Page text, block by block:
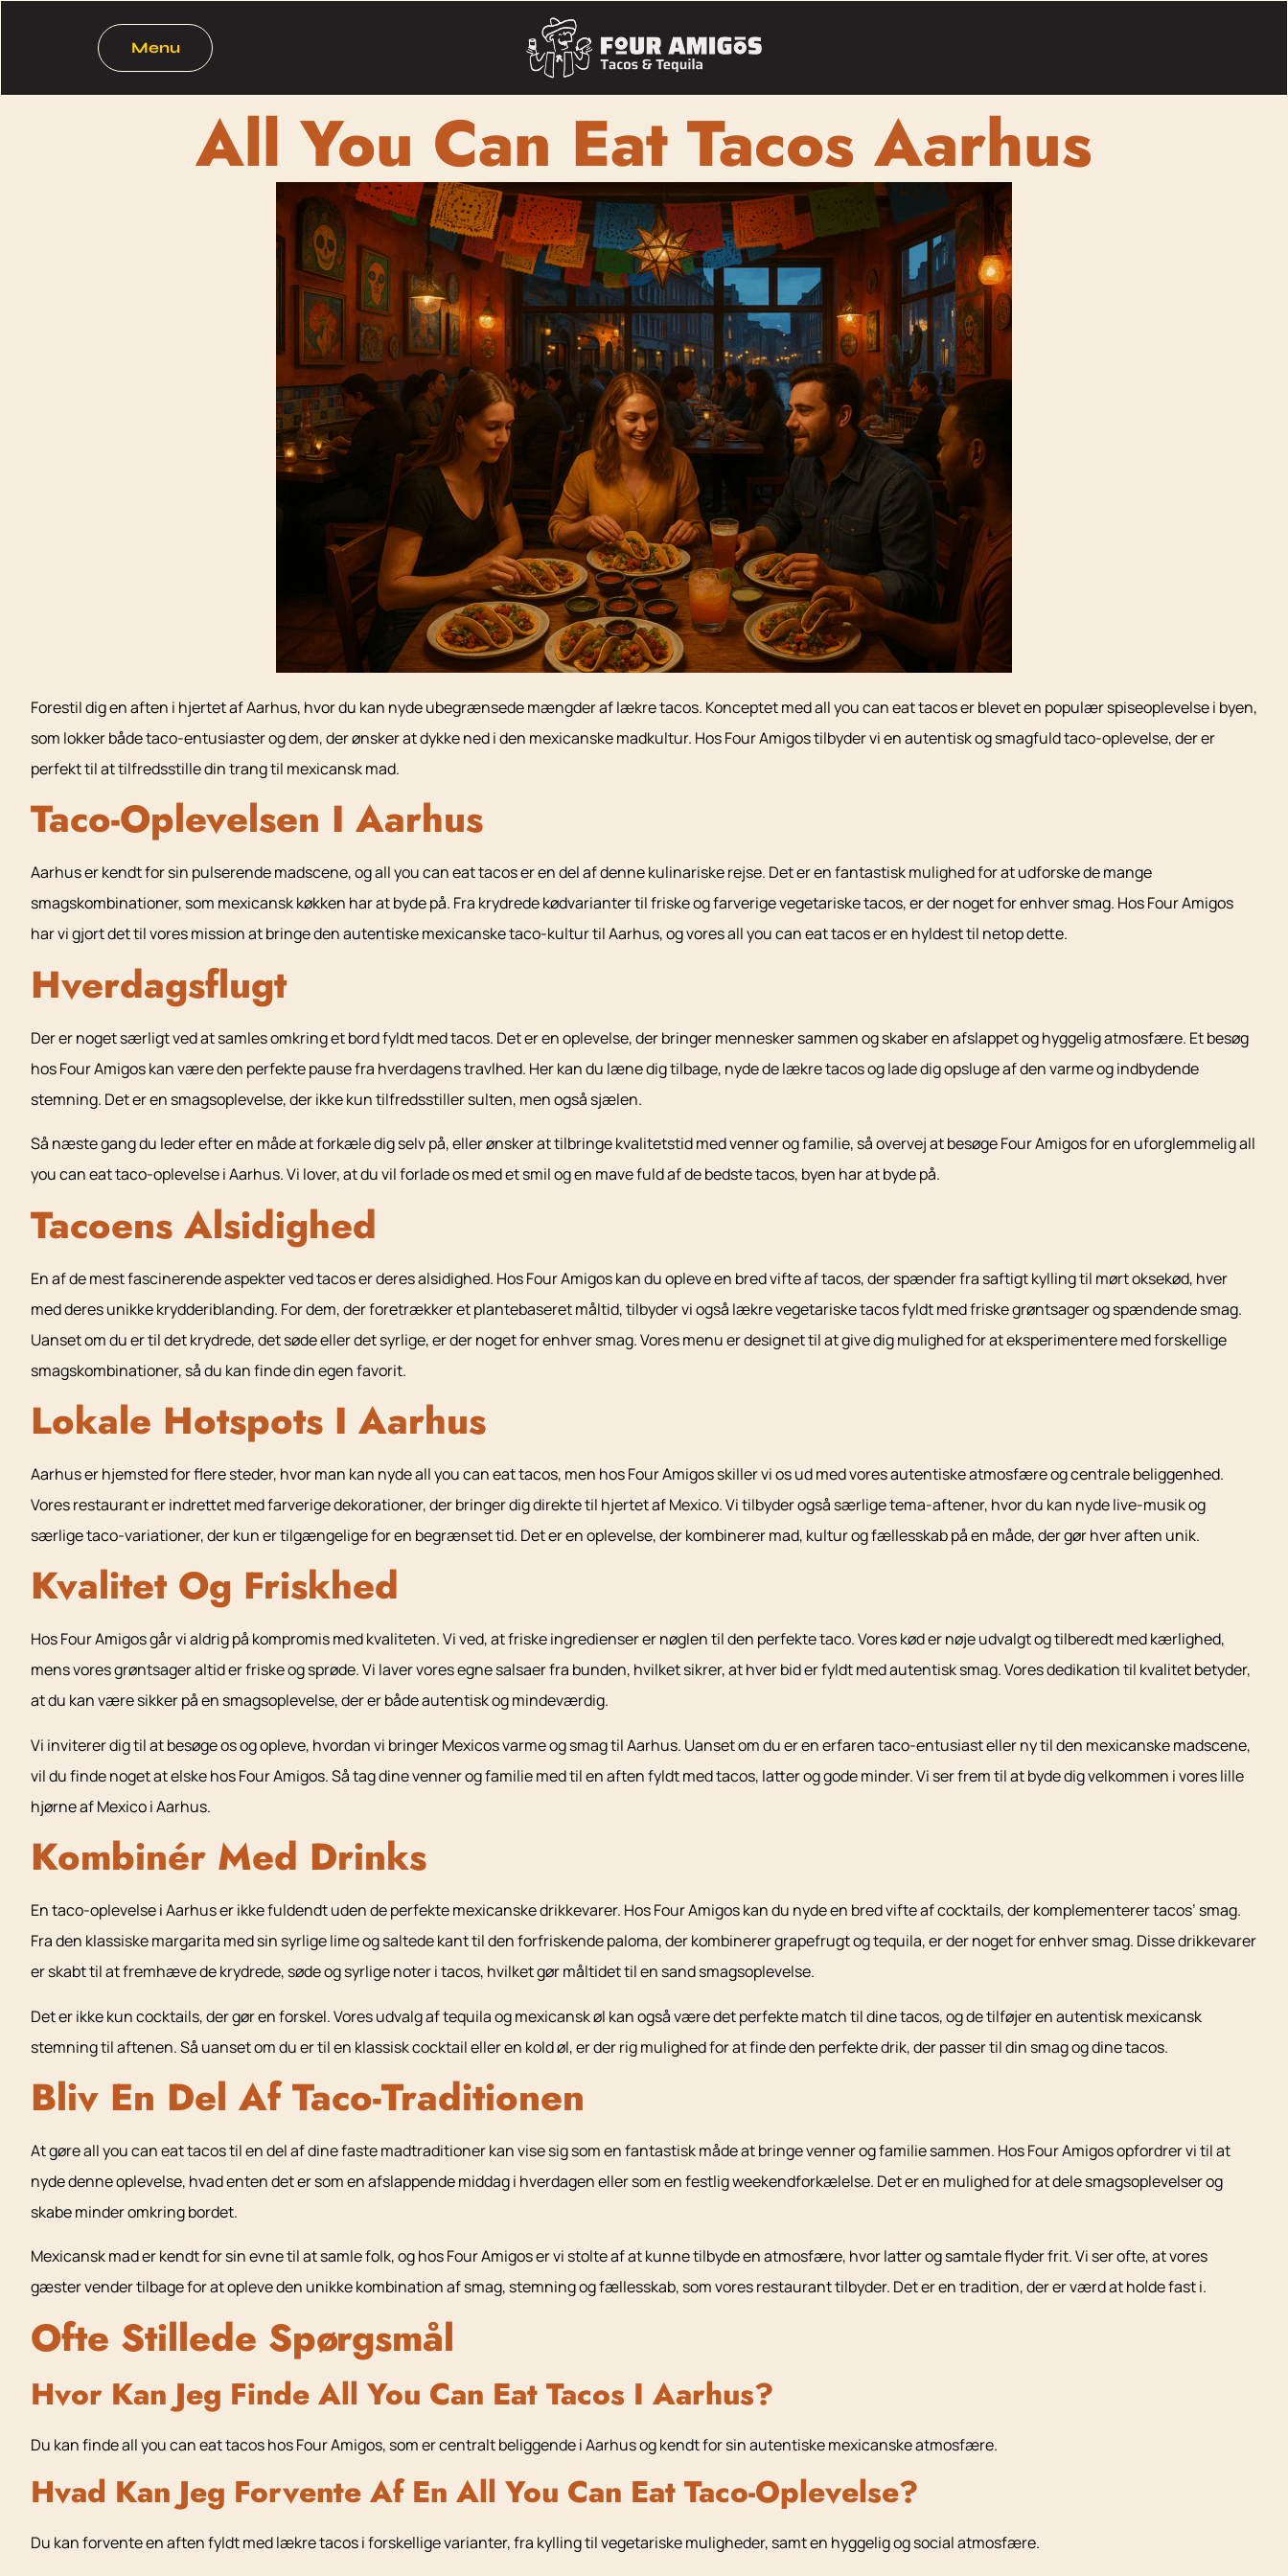
Menu
All You Can Eat Tacos Aarhus
Forestil dig en aften i hjertet af Aarhus, hvor du kan nyde ubegrænsede mængder af lækre tacos. Konceptet med all you can eat tacos er blevet en populær spiseoplevelse i byen,
som lokker både taco-entusiaster og dem, der ønsker at dykke ned i den mexicanske madkultur. Hos Four Amigos tilbyder vi en autentisk og smagfuld taco-oplevelse, der er
perfekt til at tilfredsstille din trang til mexicansk mad.
Taco-Oplevelsen I Aarhus
Aarhus er kendt for sin pulserende madscene, og all you can eat tacos er en del af denne kulinariske rejse. Det er en fantastisk mulighed for at udforske de mange
smagskombinationer, som mexicansk køkken har at byde på. Fra krydrede kødvarianter til friske og farverige vegetariske tacos, er der noget for enhver smag. Hos Four Amigos
har vi gjort det til vores mission at bringe den autentiske mexicanske taco-kultur til Aarhus, og vores all you can eat tacos er en hyldest til netop dette.
Hverdagsflugt
Der er noget særligt ved at samles omkring et bord fyldt med tacos. Det er en oplevelse, der bringer mennesker sammen og skaber en afslappet og hyggelig atmosfære. Et besøg
hos Four Amigos kan være den perfekte pause fra hverdagens travlhed. Her kan du læne dig tilbage, nyde de lækre tacos og lade dig opsluge af den varme og indbydende
stemning. Det er en smagsoplevelse, der ikke kun tilfredsstiller sulten, men også sjælen.
Så næste gang du leder efter en måde at forkæle dig selv på, eller ønsker at tilbringe kvalitetstid med venner og familie, så overvej at besøge Four Amigos for en uforglemmelig all
you can eat taco-oplevelse i Aarhus. Vi lover, at du vil forlade os med et smil og en mave fuld af de bedste tacos, byen har at byde på.
Tacoens Alsidighed
En af de mest fascinerende aspekter ved tacos er deres alsidighed. Hos Four Amigos kan du opleve en bred vifte af tacos, der spænder fra saftigt kylling til mørt oksekød, hver
med deres unikke krydderiblanding. For dem, der foretrækker et plantebaseret måltid, tilbyder vi også lækre vegetariske tacos fyldt med friske grøntsager og spændende smag.
Uanset om du er til det krydrede, det søde eller det syrlige, er der noget for enhver smag. Vores menu er designet til at give dig mulighed for at eksperimentere med forskellige
smagskombinationer, så du kan finde din egen favorit.
Lokale Hotspots I Aarhus
Aarhus er hjemsted for flere steder, hvor man kan nyde all you can eat tacos, men hos Four Amigos skiller vi os ud med vores autentiske atmosfære og centrale beliggenhed.
Vores restaurant er indrettet med farverige dekorationer, der bringer dig direkte til hjertet af Mexico. Vi tilbyder også særlige tema-aftener, hvor du kan nyde live-musik og
særlige taco-variationer, der kun er tilgængelige for en begrænset tid. Det er en oplevelse, der kombinerer mad, kultur og fællesskab på en måde, der gør hver aften unik.
Kvalitet Og Friskhed
Hos Four Amigos går vi aldrig på kompromis med kvaliteten. Vi ved, at friske ingredienser er nøglen til den perfekte taco. Vores kød er nøje udvalgt og tilberedt med kærlighed,
mens vores grøntsager altid er friske og sprøde. Vi laver vores egne salsaer fra bunden, hvilket sikrer, at hver bid er fyldt med autentisk smag. Vores dedikation til kvalitet betyder,
at du kan være sikker på en smagsoplevelse, der er både autentisk og mindeværdig.
Vi inviterer dig til at besøge os og opleve, hvordan vi bringer Mexicos varme og smag til Aarhus. Uanset om du er en erfaren taco-entusiast eller ny til den mexicanske madscene,
vil du finde noget at elske hos Four Amigos. Så tag dine venner og familie med til en aften fyldt med tacos, latter og gode minder. Vi ser frem til at byde dig velkommen i vores lille
hjørne af Mexico i Aarhus.
Kombinér Med Drinks
En taco-oplevelse i Aarhus er ikke fuldendt uden de perfekte mexicanske drikkevarer. Hos Four Amigos kan du nyde en bred vifte af cocktails, der komplementerer tacos’ smag.
Fra den klassiske margarita med sin syrlige lime og saltede kant til den forfriskende paloma, der kombinerer grapefrugt og tequila, er der noget for enhver smag. Disse drikkevarer
er skabt til at fremhæve de krydrede, søde og syrlige noter i tacos, hvilket gør måltidet til en sand smagsoplevelse.
Det er ikke kun cocktails, der gør en forskel. Vores udvalg af tequila og mexicansk øl kan også være det perfekte match til dine tacos, og de tilføjer en autentisk mexicansk
stemning til aftenen. Så uanset om du er til en klassisk cocktail eller en kold øl, er der rig mulighed for at finde den perfekte drik, der passer til din smag og dine tacos.
Bliv En Del Af Taco-Traditionen
At gøre all you can eat tacos til en del af dine faste madtraditioner kan vise sig som en fantastisk måde at bringe venner og familie sammen. Hos Four Amigos opfordrer vi til at
nyde denne oplevelse, hvad enten det er som en afslappende middag i hverdagen eller som en festlig weekendforkælelse. Det er en mulighed for at dele smagsoplevelser og
skabe minder omkring bordet.
Mexicansk mad er kendt for sin evne til at samle folk, og hos Four Amigos er vi stolte af at kunne tilbyde en atmosfære, hvor latter og samtale flyder frit. Vi ser ofte, at vores
gæster vender tilbage for at opleve den unikke kombination af smag, stemning og fællesskab, som vores restaurant tilbyder. Det er en tradition, der er værd at holde fast i.
Ofte Stillede Spørgsmål
Hvor Kan Jeg Finde All You Can Eat Tacos I Aarhus?
Du kan finde all you can eat tacos hos Four Amigos, som er centralt beliggende i Aarhus og kendt for sin autentiske mexicanske atmosfære.
Hvad Kan Jeg Forvente Af En All You Can Eat Taco-Oplevelse?
Du kan forvente en aften fyldt med lækre tacos i forskellige varianter, fra kylling til vegetariske muligheder, samt en hyggelig og social atmosfære.